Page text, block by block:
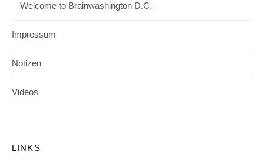
Welcome to Brainwashington D.C.
Impressum
Notizen
Videos
LINKS